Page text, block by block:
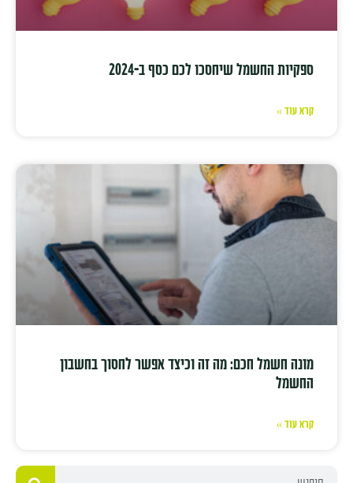
ספקיות החשמל שיחסכו לכם כסף ב-2024
קרא עוד »
מונה חשמל חכם: מה זה וכיצד אפשר לחסוך בחשבון
החשמל
קרא עוד »